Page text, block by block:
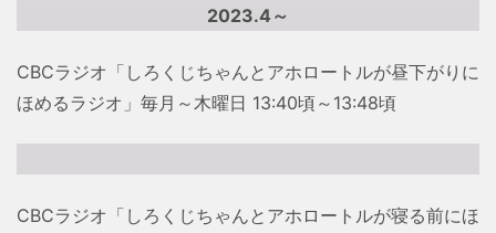
2023.4～
CBCラジオ「しろくじちゃんとアホロートルが昼下がりに
ほめるラジオ」毎月～木曜日 13:40頃～13:48頃
CBCラジオ「しろくじちゃんとアホロートルが寝る前にほ